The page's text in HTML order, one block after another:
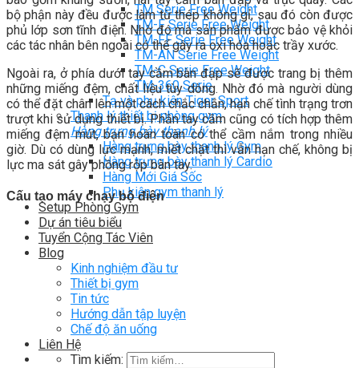
TM Serie Free Weight
TM-F Serie Free Weight
TM-FF Serie Free Weight
TM-AN Serie Free Weight
TM-C Serie Free Weight
TM-360 Serie
Tạ và phụ kiện Tiger Sport
Thanh lý thiết bị phòng gym
Hàng trưng bày thanh lý
Hàng trưng bày thanh lý Gym
Hàng trưng bày thanh lý Cardio
Hàng Mới Giá Sốc
Phụ kiện gym thanh lý
Setup Phòng Gym
Dự án tiêu biểu
Tuyển Cộng Tác Viên
Blog
Kinh nghiệm đầu tư
Thiết bị gym
Tin tức
Hướng dẫn tập luyện
Chế độ ăn uống
Liên Hệ
Tìm kiếm:
bộ phận này đều được làm từ thép không gỉ, sau đó còn được
phủ lớp sơn tĩnh điện. Nhờ đó mà sản phẩm được bảo vệ khỏi
các tác nhân bên ngoài có thể gây ra oxi hóa hoặc trầy xước.
Ngoài ra, ở phía dưới tay cầm bàn đạp sẽ được trang bị thêm
những miếng đệm, chất liệu tùy dòng. Nhờ đó mà người dùng
có thể đặt chân lên một cách chắc chắn, hạn chế tình trạng trơn
trượt khi sử dụng thiết bị. Phần tay cầm cũng có tích hợp thêm
miếng đệm mút, bạn hoàn toàn có thể cầm nắm trong nhiều
giờ. Dù có dùng lực mạnh, miết chặt thì vẫn hạn chế, không bị
lực ma sát gây phồng rộp bàn tay.
Cấu tạo máy chạy bộ điện